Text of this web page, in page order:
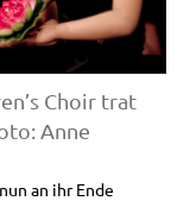
Choir trat
Anne
an ihr Ende